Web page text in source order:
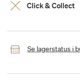
Click & Collect
Se lagerstatus i